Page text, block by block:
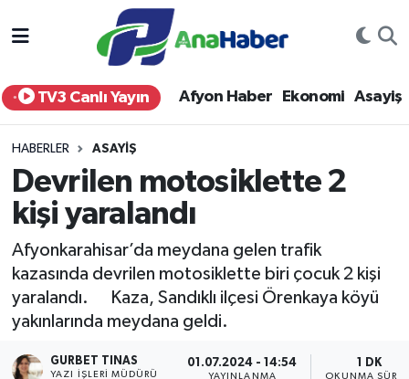
TV3 Canlı Yayın Afyon Haber Ekonomi Asayiş
HABERLER ASAYIŞ
Devrilen motosiklette 2
kişi yaralandı
Afyonkarahisar’da meydana gelen trafik
kazasında devrilen motosiklette biri çocuk 2 kişi
yaralandı. Kaza, Sandıklı ilçesi Örenkaya köyü
yakınlarında meydana geldi.
GURBET TINAS
YAZI İŞLERI MÜDÜRÜ
01.07.2024 - 14:54
YAYINLANMA
1 DK
OKUNMA
Yurt Haber
Afyon Haber
Siyaset
Spor
Eğitim
Afyonkarahisar Nöbetçi Eczaneler
Afyonkarahisar Hava Durumu
Afyonkarahisar Trafik Yoğunluk Haritası
Süper Lig Puan Durumu ve Fikstür
Tüm Manşetler